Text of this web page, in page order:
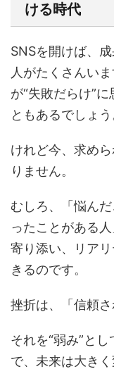
ける時代
SNSを開けば、
人がたくさんい
が“失敗だらけ”
ともあるでしょう
けれど今、求め
りません。
むしろ、「悩ん
ったことがある
寄り添い、リア
きるのです。
挫折は、「信頼さ
それを“弱み”と
で、未来は大きく